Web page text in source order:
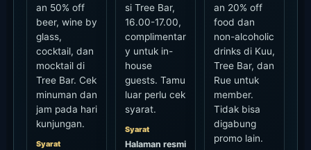
an 50% off
beer, wine by
glass,
cocktail, dan
mocktail di
Tree Bar. Cek
minuman dan
jam pada hari
kunjungan.
Syarat
si Tree Bar,
16.00-17.00,
complimentar
y untuk in-
house
guests. Tamu
luar perlu cek
syarat.
Syarat
Halaman resmi
an 20% off
food dan
non-alcoholic
drinks di Kuu,
Tree Bar, dan
Rue untuk
member.
Tidak bisa
digabung
promo lain.